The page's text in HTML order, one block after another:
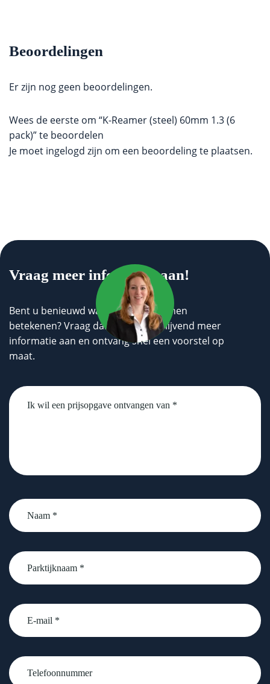
Beoordelingen
Er zijn nog geen beoordelingen.
Wees de eerste om “K-Reamer (steel) 60mm 1.3 (6
pack)” te beoordelen
Je moet ingelogd zijn om een beoordeling te plaatsen.
Vraag meer informatie aan!
Bent u benieuwd wat wij voor u kunnen
betekenen? Vraag dan geheel vrijblijvend meer
informatie aan en ontvang snel een voorstel op
maat.
Untitled
Naam
*
Parktijknaam
*
email
Telefoonnummer